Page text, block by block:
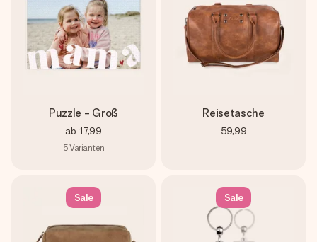
Puzzle - Groß
ab 17,99
5Varianten
Reisetasche
59,99
Sale Sale